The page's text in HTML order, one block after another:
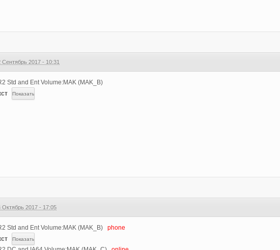
Сентябрь 2017 - 10:31
Std and Ent Volume:MAK (MAK_B)
Октябрь 2017 - 17:05
Std and Ent Volume:MAK (MAK_B)phone